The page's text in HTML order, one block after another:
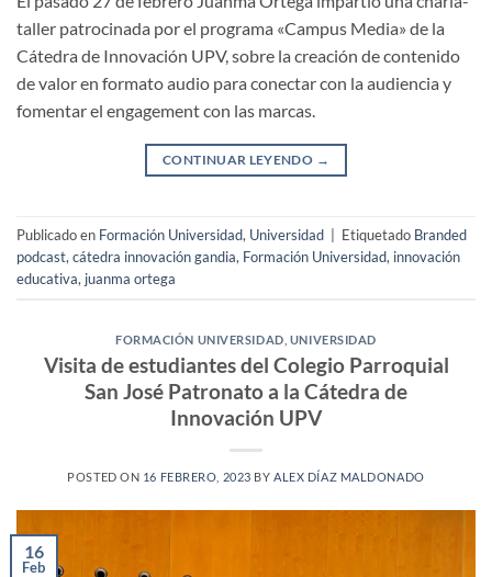
taller patrocinada por el programa «Campus Media» de la
Cátedra de Innovación UPV, sobre la creación de contenido
de valor en formato audio para conectar con la audiencia y
fomentar el engagement con las marcas.
CONTINUAR LEYENDO →
Publicado en Formación Universidad, Universidad Etiquetado Branded
podcast,cátedra innovación gandia, Formación Universidad, innovación
educativa, juanma ortega
FORMACIÓN UNIVERSIDAD UNIVERSIDAD
Visita de estudiantes del Colegio Parroquial
San José Patronato a la Cátedra de
Innovación UPV
POSTED ON 16 FEBRERO, 2023 BYALEX DÍAZ MALDONADO
16
Feb